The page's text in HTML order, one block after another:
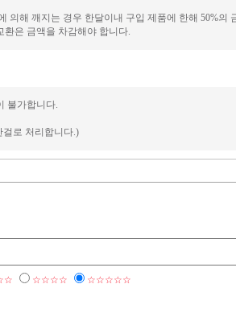
의해 깨지는 경우 한달이내 구입 제품에 한해 50%의
환은 금액을 차감해야 합니다.
불가합니다.
로 처리합니다.)
☆☆☆☆ ☆☆☆☆☆